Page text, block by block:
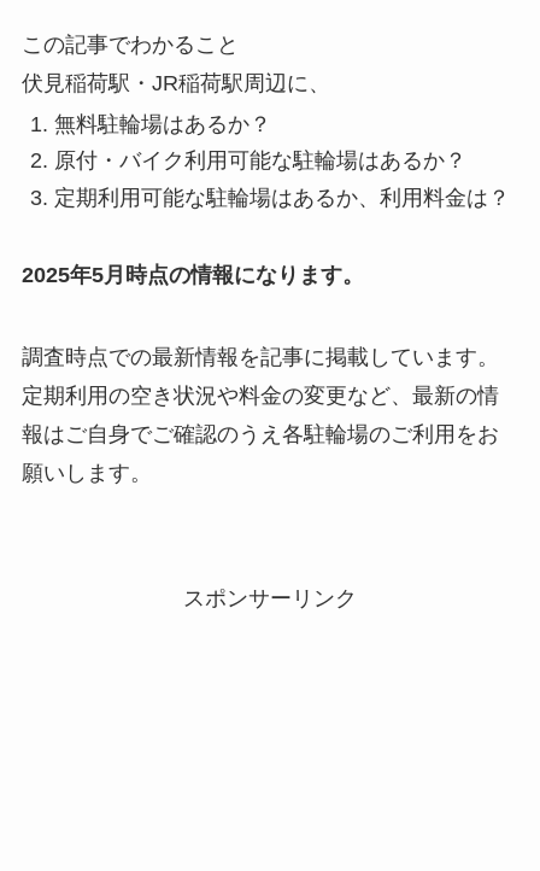
この記事でわかること
伏見稲荷駅・JR稲荷駅周辺に、
無料駐輪場はあるか？
原付・バイク利用可能な駐輪場はあるか？
定期利用可能な駐輪場はあるか、利用料金は？
2025年5月時点の情報になります。
調査時点での最新情報を記事に掲載しています。
定期利用の空き状況や料金の変更など、最新の情
報はご自身でご確認のうえ各駐輪場のご利用をお
願いします。
スポンサーリンク